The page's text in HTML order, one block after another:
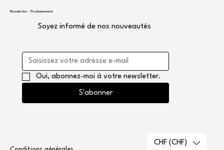
Newsletter - Prochainement
Soyez informé de nos nouveautés
Oui, abonnez-moi à votre newsletter.
S'abonner
CHF (CHF)